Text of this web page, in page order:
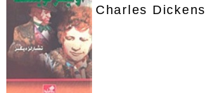
Charles Dickens